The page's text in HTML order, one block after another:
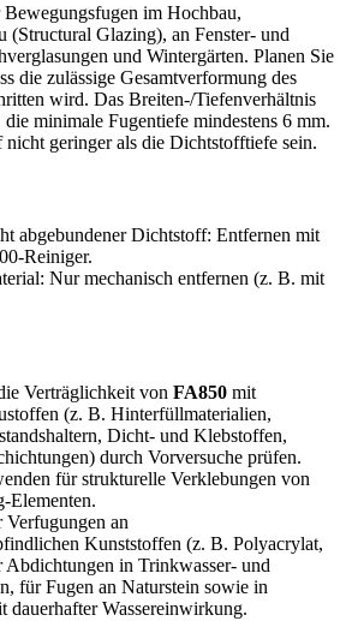
im Hochbau,
(Structural Glazing), an Fenster‑ und
und Wintergärten. Planen Sie
die zulässige Gesamtverformung des
wird. Das Breiten‑/Tiefenverhältnis
minimale Fugentiefe mindestens 6 mm.
geringer als die Dichtstofftiefe sein.
abgebundener Dichtstoff: Entfernen mit
Nur mechanisch entfernen (z. B. mit
Verträglichkeit von FA850 mit
(z. B. Hinterfüllmaterialien,
Dicht‑ und Klebstoffen,
durch Vorversuche prüfen.
für strukturelle Verklebungen von
an
Kunststoffen (z. B. Polyacrylat,
in Trinkwasser‑ und
für Fugen an Naturstein sowie in
dauerhafter Wassereinwirkung.